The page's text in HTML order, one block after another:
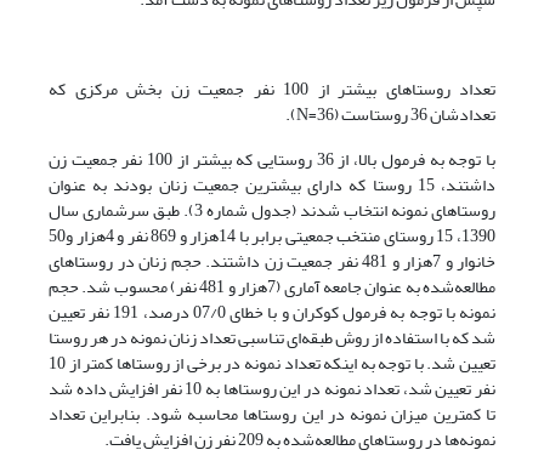
تعداد روستاهای بیشتر از 100 نفر جمعیت زن بخش مرکزی که
تعدادشان 36 روستاست (N=36).
با توجه به فرمول بالا، از 36 روستایی که بیشتر از 100 نفر جمعیت زن
داشتند، 15 روستا که دارای بیشترین جمعیت زنان بودند به عنوان
روستاهای نمونه انتخاب شدند (جدول شماره 3). طبق سرشماری سال
1390، 15 روستای منتخب جمعیتی برابر با 14هزار و 869 نفر و 4هزار و50
خانوار و 7هزار و 481 نفر جمعیت زن داشتند. حجم زنان در روستاهای
مطالعه‌شده به عنوان جامعه آماری (7هزار و 481 نفر) محسوب شد. حجم
نمونه با توجه به فرمول کوکران و با خطای 07/0 درصد، 191 نفر تعیین
شد که با استفاده از روش طبقه‌ای تناسبی تعداد زنان نمونه در هر روستا
تعیین شد. با توجه به اینکه تعداد نمونه در برخی از روستاها کمتر از 10
نفر تعیین شد، تعداد نمونه در این روستاها به 10 نفر افزایش داده شد
تا کمترین میزان نمونه در این روستاها محاسبه شود. بنابراین تعداد
نمونه‌ها در روستاهای مطالعه‌شده به 209 نفر زن افزایش یافت.